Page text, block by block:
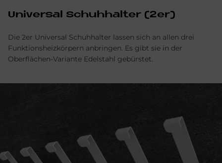
Uni­ver­sal Schuh­hal­ter (2er)
Die 2er Universal Schuhhalter lassen sich an allen drei
Funktionsheizkörpern anbringen. Es gibt sie in der
Oberflächen-Variante Edelstahl gebürstet.